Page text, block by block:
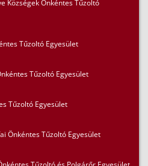
Községek Önkéntes Tűzoltó
Tűzoltó Egyesület
Tűzoltó Egyesület
Tűzoltó Egyesület
Önkéntes Tűzoltó Egyesület